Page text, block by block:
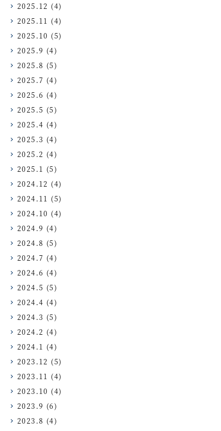
2025.12 (4)
2025.11 (4)
2025.10 (5)
2025.9 (4)
2025.8 (5)
2025.7 (4)
2025.6 (4)
2025.5 (5)
2025.4 (4)
2025.3 (4)
2025.2 (4)
2025.1 (5)
2024.12 (4)
2024.11 (5)
2024.10 (4)
2024.9 (4)
2024.8 (5)
2024.7 (4)
2024.6 (4)
2024.5 (5)
2024.4 (4)
2024.3 (5)
2024.2 (4)
2024.1 (4)
2023.12 (5)
2023.11 (4)
2023.10 (4)
2023.9 (6)
2023.8 (4)